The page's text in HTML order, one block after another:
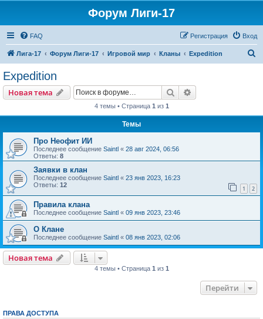
Форум Лиги-17
FAQ Вход
Регистрация
Лига-17 Форум Лиги-17 Игровой мир Кланы Expedition
Expedition
Новая тема Поиск
4 темы • Страница 1 из 1
Темы
Про Неофит ИИ
Последнее сообщение Saintl « 28 авг 2024, 06:56
Ответы: 8
Заявки в клан
Последнее сообщение Saintl « 23 янв 2023, 16:23
Ответы: 12 1 2
Правила клана
Последнее сообщение Saintl « 09 янв 2023, 23:46
О Клане
Последнее сообщение Saintl « 08 янв 2023, 02:06
Новая тема
4 темы • Страница 1 из 1
Перейти
ПРАВА ДОСТУПА